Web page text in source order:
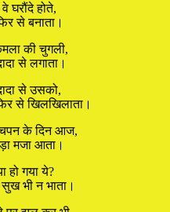
घरौंदे होते,
से बनाता।
की चुगली,
से लगाता।
से उसको,
से खिलखिलाता।
के दिन आज,
मजा आता।
हो गया ये?
भी न भाता।